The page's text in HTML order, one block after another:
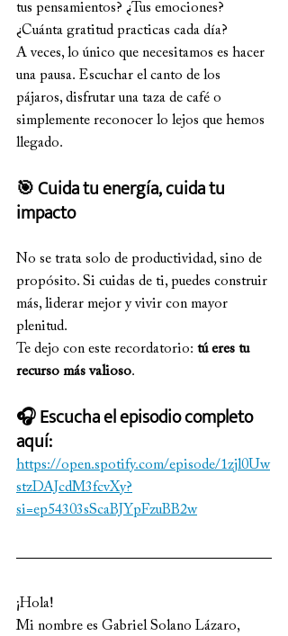
tus pensamientos? ¿Tus emociones?
¿Cuánta gratitud practicas cada día?
A veces, lo único que necesitamos es hacer
una pausa. Escuchar el canto de los
pájaros, disfrutar una taza de café o
simplemente reconocer lo lejos que hemos
llegado.
🎯 Cuida tu energía, cuida tu
impacto
No se trata solo de productividad, sino de
propósito. Si cuidas de ti, puedes construir
más, liderar mejor y vivir con mayor
plenitud.
Te dejo con este recordatorio: tú eres tu
recurso más valioso.
🎧 Escucha el episodio completo
aquí:
https://open.spotify.com/episode/1zjl0Uw
stzDAJcdM3fcvXy?
si=ep54303sScaBJYpFzuBB2w
¡Hola!
Mi nombre es Gabriel Solano Lázaro,